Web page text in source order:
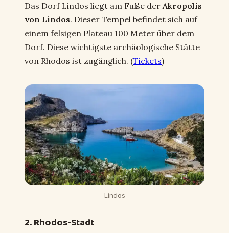
Das Dorf Lindos liegt am Fuße derAkropolis
von Lindos. Dieser Tempel befindet sich auf
einem felsigen Plateau 100 Meter über dem
Dorf. Diese wichtigste archäologische Stätte
von Rhodos ist zugänglich. (Tickets)
Lindos
2. Rhodos-Stadt